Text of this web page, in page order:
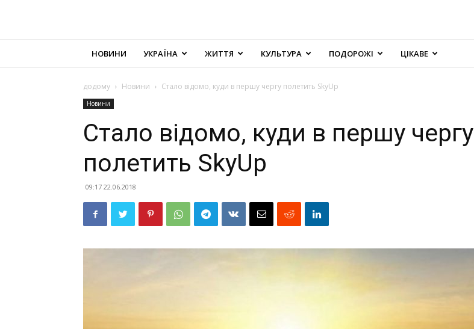
НОВИНИ УКРАЇНА ЖИТТЯ КУЛЬТУРА ПОДОРОЖІ ЦІКАВЕ
додому Новини Стало відомо, куди в першу чергу полетить SkyUp
Новини
Стало відомо, куди в першу чергу
полетить SkyUp
09:17 22.06.2018